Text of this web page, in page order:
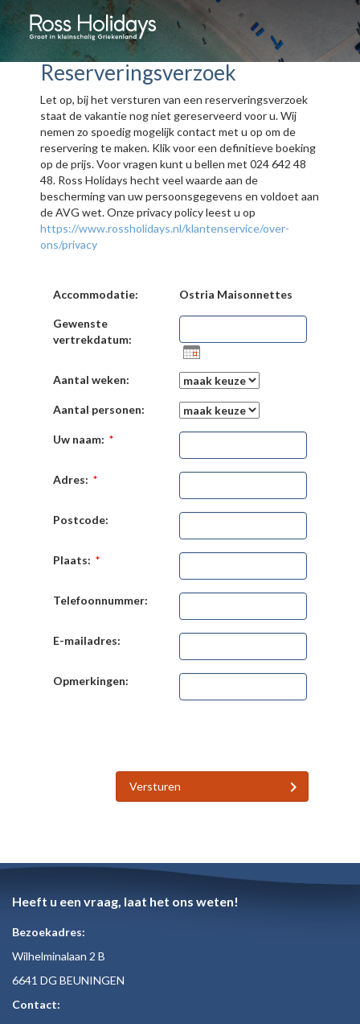
Reserveringsverzoek
Let op, bij het versturen van een reserveringsverzoek
staat de vakantie nog niet gereserveerd voor u. Wij
nemen zo spoedig mogelijk contact met u op om de
reservering te maken. Klik voor een definitieve boeking
op de prijs. Voor vragen kunt u bellen met 024 642 48
48. Ross Holidays hecht veel waarde aan de
bescherming van uw persoonsgegevens en voldoet aan
de AVG wet. Onze privacy policy leest u op
https://www.rossholidays.nl/klantenservice/over-
ons/privacy
Accommodatie: Ostria Maisonnettes
Gewenste
vertrekdatum:
Aantal weken:
Aantal personen:
Uw naam: *
Adres: *
Postcode:
Plaats: *
Telefoonnummer:
E-mailadres:
Opmerkingen:
Versturen
Heeft u een vraag, laat het ons weten!
Bezoekadres:
Wilhelminalaan 2 B
6641 DG BEUNINGEN
Contact: